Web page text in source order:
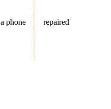
a phone
repaired